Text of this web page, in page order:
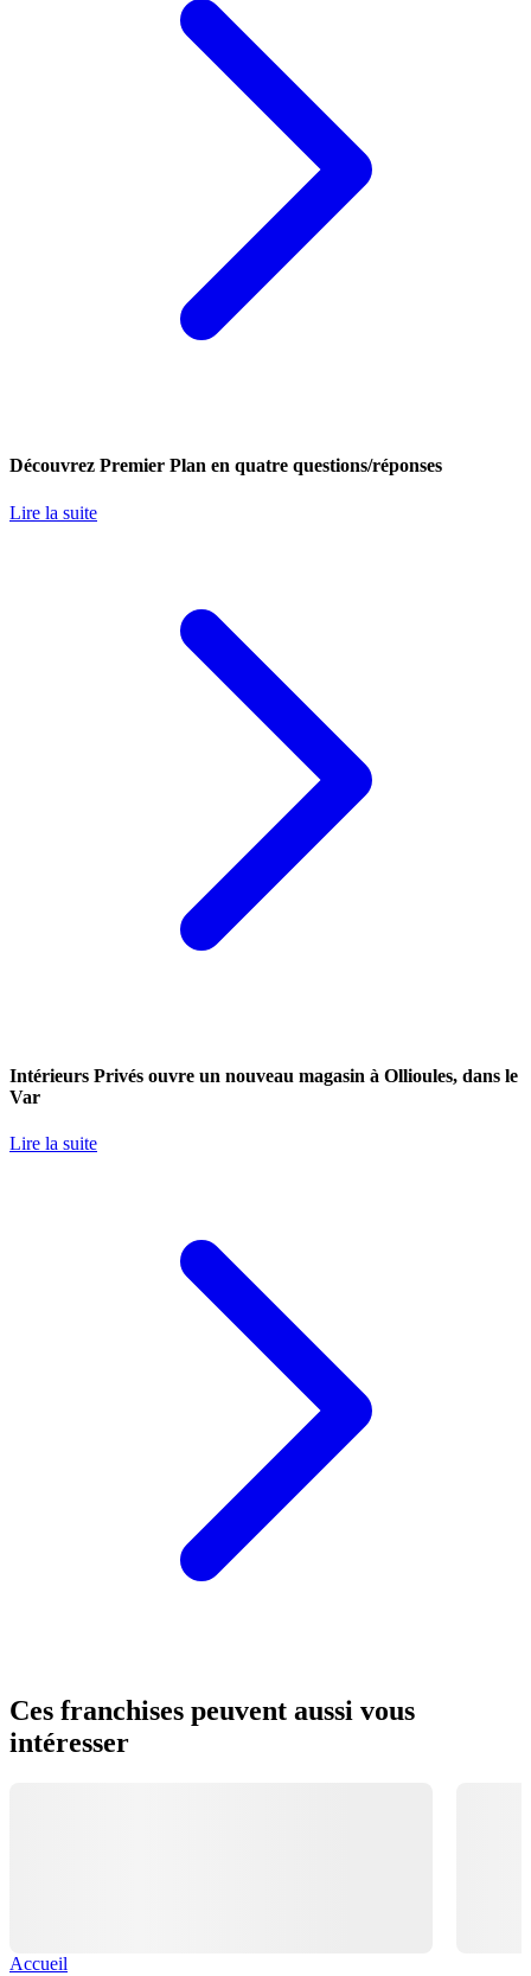
Découvrez Premier Plan en quatre questions/réponses
Lire la suite
Intérieurs Privés ouvre un nouveau magasin à Ollioules, dans le
Var
Lire la suite
Ces franchises peuvent aussi vous
intéresser
Accueil